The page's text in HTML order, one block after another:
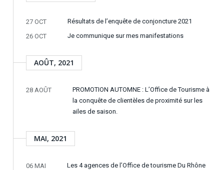
27 OCT
Résultats de l’enquête de conjoncture 2021
26 OCT
Je communique sur mes manifestations
AOÛT, 2021
28 AOÛT
PROMOTION AUTOMNE : L’Office de Tourisme à
la conquête de clientèles de proximité sur les
ailes de saison.
MAI, 2021
06 MAI
Les 4 agences de l’Office de tourisme Du Rhône